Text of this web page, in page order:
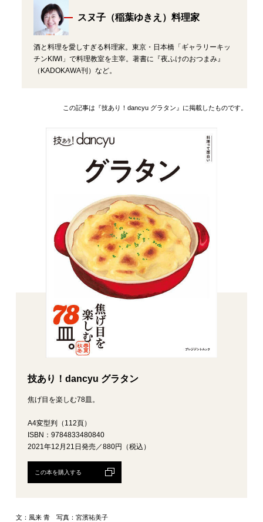
スヌ子（稲葉ゆきえ）料理家
酒と料理を愛しすぎる料理家。東京・日本橋「ギャラリーキッ
チンKIWI」で料理教室を主宰。著書に『夜ふけのおつまみ』
（KADOKAWA刊）など。
この記事は『技あり！dancyu グラタン』に掲載したものです。
技あり！dancyu グラタン
焦げ目を楽しむ78皿。
A4変型判（112頁）
ISBN：9784833480840
2021年12月21日発売／880円（税込）
この本を購入する
文：風来 青 写真：宮濱祐美子